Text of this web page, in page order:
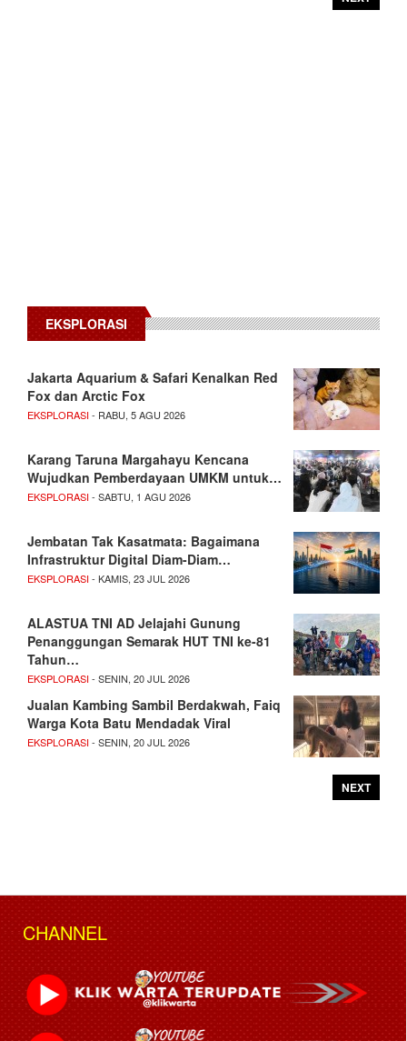
EKSPLORASI
Jakarta Aquarium & Safari Kenalkan Red
Fox dan Arctic Fox
EKSPLORASI- RABU, 5 AGU 2026
Karang Taruna Margahayu Kencana
Wujudkan Pemberdayaan UMKM untuk…
EKSPLORASI- SABTU, 1 AGU 2026
Jembatan Tak Kasatmata: Bagaimana
Infrastruktur Digital Diam-Diam…
EKSPLORASI- KAMIS, 23 JUL 2026
ALASTUA TNI AD Jelajahi Gunung
Penanggungan Semarak HUT TNI ke-81
Tahun…
EKSPLORASI- SENIN, 20 JUL 2026
Jualan Kambing Sambil Berdakwah, Faiq
Warga Kota Batu Mendadak Viral
EKSPLORASI- SENIN, 20 JUL 2026
NEXT
CHANNEL